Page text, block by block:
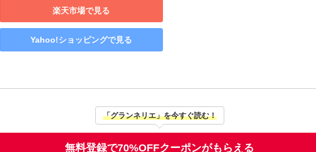
楽天市場で見る
Yahoo!ショッピングで見る
「グランネリエ」を今すぐ読む！
無料登録で70%OFFクーポンがもらえる